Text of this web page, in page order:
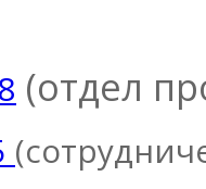
(отдел